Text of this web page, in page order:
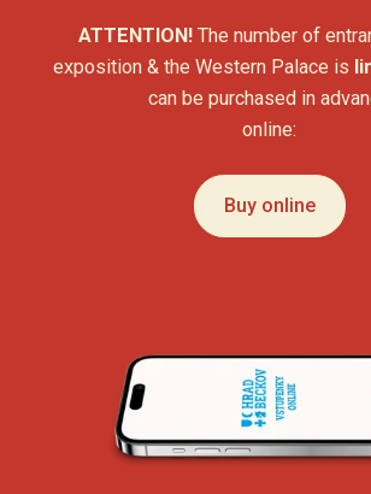
ATTENTION! The number of
exposition & the Western Palace is
can be purchased in
online:
Buy online